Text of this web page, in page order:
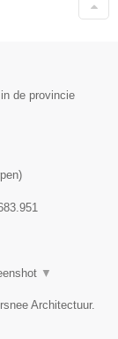
de provincie
)
▼
Architectuur.